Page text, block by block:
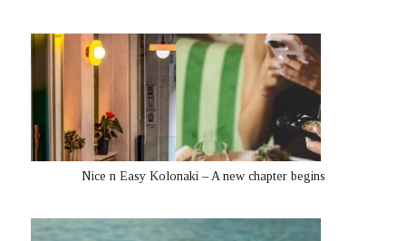
Nice n Easy Kolonaki – A new chapter begins